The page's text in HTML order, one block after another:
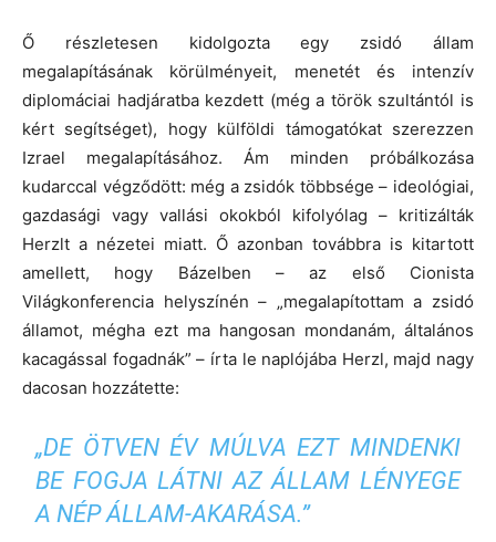
Ő részletesen kidolgozta egy zsidó állam
megalapításának körülményeit, menetét és intenzív
diplomáciai hadjáratba kezdett (még a török szultántól is
kért segítséget), hogy külföldi támogatókat szerezzen
Izrael megalapításához. Ám minden próbálkozása
kudarccal végződött: még a zsidók többsége – ideológiai,
gazdasági vagy vallási okokból kifolyólag – kritizálták
Herzlt a nézetei miatt. Ő azonban továbbra is kitartott
amellett, hogy Bázelben – az első Cionista
Világkonferencia helyszínén – „megalapítottam a zsidó
államot, mégha ezt ma hangosan mondanám, általános
kacagással fogadnák” – írta le naplójába Herzl, majd nagy
dacosan hozzátette:
„DE ÖTVEN ÉV MÚLVA EZT MINDENKI
BE FOGJA LÁTNI AZ ÁLLAM LÉNYEGE
A NÉP ÁLLAM-AKARÁSA.”